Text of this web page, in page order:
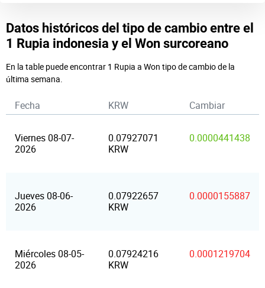
Datos históricos del tipo de cambio entre el
1 Rupia indonesia y el Won surcoreano
En la table puede encontrar 1 Rupia a Won tipo de cambio de la
última semana.
Fecha KRW Cambiar
Viernes 08-07-
2026
0.07927071
KRW
0.0000441438
Jueves 08-06-
2026
0.07922657
KRW
0.0000155887
Miércoles 08-05-
2026
0.07924216
KRW
0.0001219704